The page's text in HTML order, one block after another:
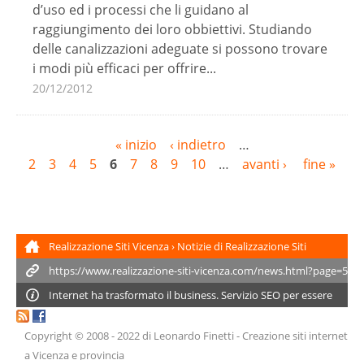
d’uso ed i processi che li guidano al
raggiungimento dei loro obbiettivi. Studiando
delle canalizzazioni adeguate si possono trovare
i modi più efficaci per offrire...
20/12/2012
s
« inizio ‹ indietro
…
2
3 4 5 6 7 8 9 10 … avanti › fine »
Realizzazione Siti Vicenza› Notizie di Realizzazione Siti
Vicenza, SEO e Webdesign
Internet ha trasformato il business. Servizio SEO per essere
Vicenza .
Copyright © 2008 - 2022di Leonardo Finetti - Creazione siti internet
a Vicenza e provincia